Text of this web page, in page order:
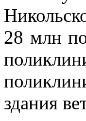
28 млн
здания